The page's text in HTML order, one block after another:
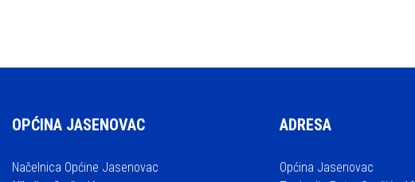
OPĆINA JASENOVAC
Načelnica Općine Jasenovac
ADRESA
Općina Jasenovac